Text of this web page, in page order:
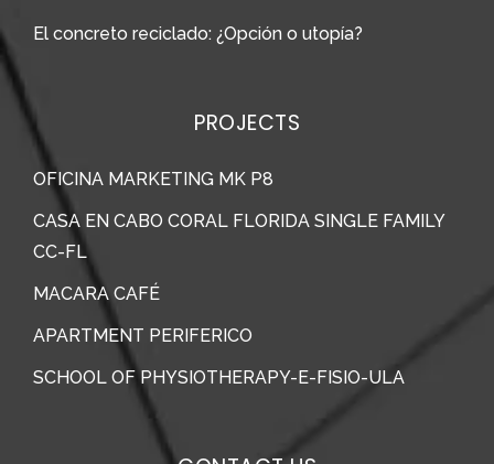
El concreto reciclado: ¿Opción o utopía?
PROJECTS
OFICINA MARKETING MK P8
CASA EN CABO CORAL FLORIDA SINGLE FAMILY
CC-FL
MACARA CAFÉ
APARTMENT PERIFERICO
SCHOOL OF PHYSIOTHERAPY-E-FISIO-ULA